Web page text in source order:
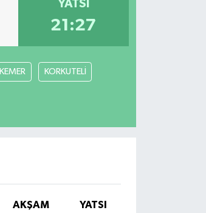
YATSI
21:27
KEMER KORKUTELİ
AKŞAM
YATSI